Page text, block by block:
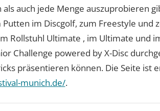
auch jede Menge auszuprobieren
im Discgolf, zum Freestyle und
Rollstuhl Ultimate , im Ultimate und
Challenge powered by X-Disc
präsentieren können. Die Seite ist
munich.de/.